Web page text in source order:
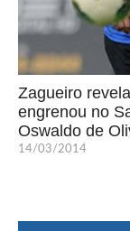
Zagueiro
engrenou no
Oswaldo de
14/03/2014